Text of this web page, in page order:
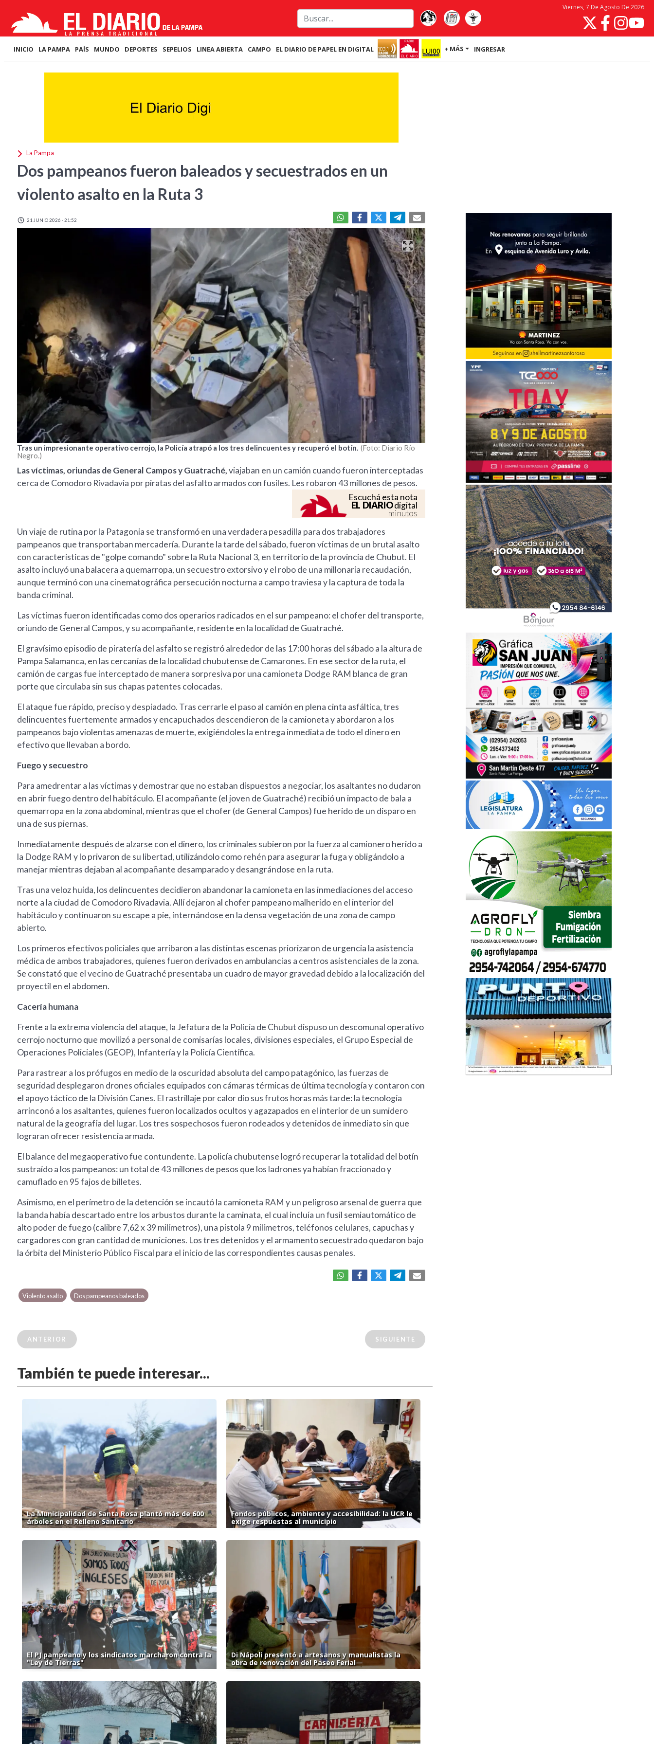
Viernes, 7 De Agosto De 2026
INICIO LA PAMPA PAÍS MUNDO DEPORTES SEPELIOS LINEA ABIERTA CAMPO EL DIARIO DE PAPEL EN DIGITAL + MÁS INGRESAR
La Pampa
Dos pampeanos fueron baleados y secuestrados en un
violento asalto en la Ruta 3
21 JUNIO 2026 - 21:52
Tras un impresionante operativo cerrojo, la Policía atrapó a los tres delincuentes y recuperó el botín. Foto: Diario Río
Negro.
Las víctimas, oriundas de General Campos y Guatraché,viajaban en un camión cuando fueron interceptadas
cerca de Comodoro Rivadavia por piratas del asfalto armados con fusiles. Les robaron 43 millones de pesos.
Escuchá esta nota
EL DIARIOdigital
minutos
Un viaje de rutina por la Patagonia se transformó en una verdadera pesadilla para dos trabajadores
pampeanos que transportaban mercadería. Durante la tarde del sábado, fueron víctimas de un brutal asalto
con características de "golpe comando" sobre la Ruta Nacional 3, en territorio de la provincia de Chubut. El
asalto incluyó una balacera a quemarropa, un secuestro extorsivo y el robo de una millonaria recaudación,
aunque terminó con una cinematográfica persecución nocturna a campo traviesa y la captura de toda la
banda criminal.
Las víctimas fueron identificadas como dos operarios radicados en el sur pampeano: el chofer del transporte,
oriundo de General Campos, y su acompañante, residente en la localidad de Guatraché.
El gravísimo episodio de piratería del asfalto se registró alrededor de las 17:00 horas del sábado a la altura de
Pampa Salamanca, en las cercanías de la localidad chubutense de Camarones. En ese sector de la ruta, el
camión de cargas fue interceptado de manera sorpresiva por una camioneta Dodge RAM blanca de gran
porte que circulaba sin sus chapas patentes colocadas.
El ataque fue rápido, preciso y despiadado. Tras cerrarle el paso al camión en plena cinta asfáltica, tres
delincuentes fuertemente armados y encapuchados descendieron de la camioneta y abordaron a los
pampeanos bajo violentas amenazas de muerte, exigiéndoles la entrega inmediata de todo el dinero en
efectivo que llevaban a bordo.
Fuego y secuestro
Para amedrentar a las víctimas y demostrar que no estaban dispuestos a negociar, los asaltantes no dudaron
en abrir fuego dentro del habitáculo. El acompañante (el joven de Guatraché) recibió un impacto de bala a
quemarropa en la zona abdominal, mientras que el chofer (de General Campos) fue herido de un disparo en
una de sus piernas.
Inmediatamente después de alzarse con el dinero, los criminales subieron por la fuerza al camionero herido a
la Dodge RAM y lo privaron de su libertad, utilizándolo como rehén para asegurar la fuga y obligándolo a
manejar mientras dejaban al acompañante desamparado y desangrándose en la ruta.
Tras una veloz huida, los delincuentes decidieron abandonar la camioneta en las inmediaciones del acceso
norte a la ciudad de Comodoro Rivadavia. Allí dejaron al chofer pampeano malherido en el interior del
habitáculo y continuaron su escape a pie, internándose en la densa vegetación de una zona de campo
abierto.
Los primeros efectivos policiales que arribaron a las distintas escenas priorizaron de urgencia la asistencia
médica de ambos trabajadores, quienes fueron derivados en ambulancias a centros asistenciales de la zona.
Se constató que el vecino de Guatraché presentaba un cuadro de mayor gravedad debido a la localización del
proyectil en el abdomen.
Cacería humana
Frente a la extrema violencia del ataque, la Jefatura de la Policía de Chubut dispuso un descomunal operativo
cerrojo nocturno que movilizó a personal de comisarías locales, divisiones especiales, el Grupo Especial de
Operaciones Policiales (GEOP), Infantería y la Policía Científica.
Para rastrear a los prófugos en medio de la oscuridad absoluta del campo patagónico, las fuerzas de
seguridad desplegaron drones oficiales equipados con cámaras térmicas de última tecnología y contaron con
el apoyo táctico de la División Canes. El rastrillaje por calor dio sus frutos horas más tarde: la tecnología
arrinconó a los asaltantes, quienes fueron localizados ocultos y agazapados en el interior de un sumidero
natural de la geografía del lugar. Los tres sospechosos fueron rodeados y detenidos de inmediato sin que
lograran ofrecer resistencia armada.
El balance del megaoperativo fue contundente. La policía chubutense logró recuperar la totalidad del botín
sustraído a los pampeanos: un total de 43 millones de pesos que los ladrones ya habían fraccionado y
camuflado en 95 fajos de billetes.
Asimismo, en el perímetro de la detención se incautó la camioneta RAM y un peligroso arsenal de guerra que
la banda había descartado entre los arbustos durante la caminata, el cual incluía un fusil semiautomático de
alto poder de fuego (calibre 7,62 x 39 milímetros), una pistola 9 milímetros, teléfonos celulares, capuchas y
cargadores con gran cantidad de municiones. Los tres detenidos y el armamento secuestrado quedaron bajo
la órbita del Ministerio Público Fiscal para el inicio de las correspondientes causas penales.
Violento asalto Dos pampeanos baleados
ANTERIOR SIGUIENTE
También te puede interesar...
La Municipalidad de Santa Rosa plantó más de 600
árboles en el Relleno Sanitario
Fondos públicos, ambiente y accesibilidad: la UCR le
exige respuestas al municipio
El PJ pampeano y los sindicatos marcharon contra la
"Ley de Tierras"
Di Nápoli presentó a artesanos y manualistas la
obra de renovación del Paseo Ferial